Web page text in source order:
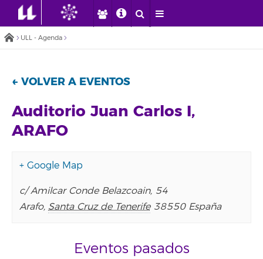
ULL - Agenda
← VOLVER A EVENTOS
Auditorio Juan Carlos I,
ARAFO
+ Google Map
c/ Amilcar Conde Belazcoain, 54
Arafo, Santa Cruz de Tenerife 38550 España
Eventos pasados